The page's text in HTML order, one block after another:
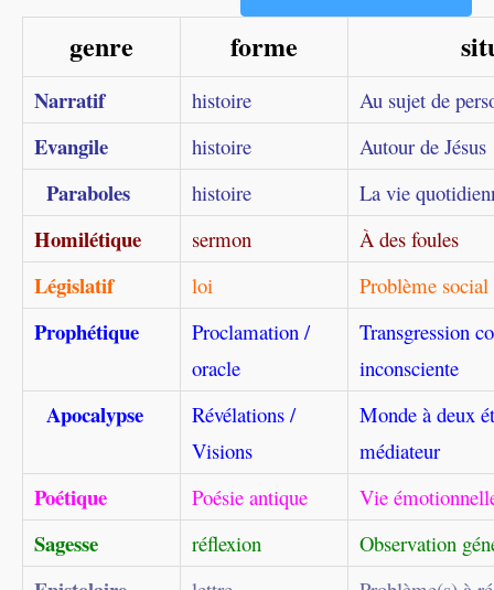
genre forme
Narratif histoire Au sujet de
Evangile histoire Autour de Jésus
Paraboles histoire La vie
Homilétique sermon À des foules
Législatif loi Problème
Prophétique
Proclamation /
oracle
Transgression
inconsciente
Apocalypse
Révélations /
Visions
Monde à deux
médiateur
Poétique Poésie antique Vie
Sagesse réflexion Observation